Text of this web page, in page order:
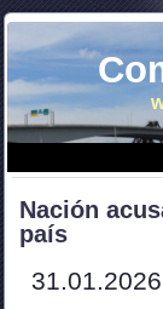
Nación
país
31.01.2026